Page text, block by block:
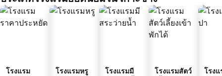
โรงแรม
โรงแรมหรู
โรงแรมมี
โรงแรมสัตว์
โรง